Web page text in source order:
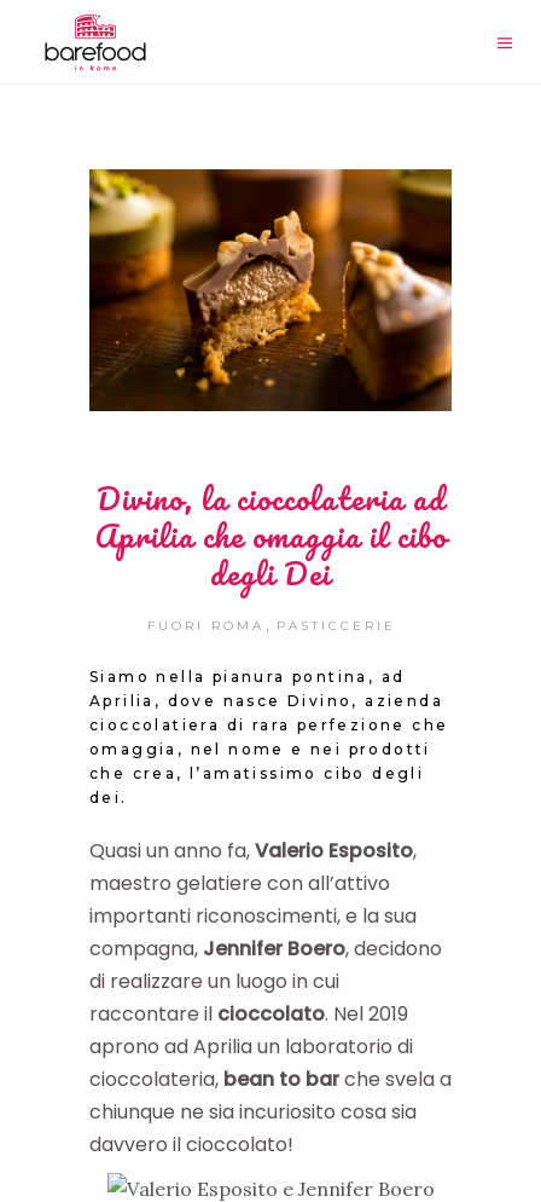
Divino, la cioccolateria ad
Aprilia che omaggia il cibo
degli Dei
FUORI ROMA PASTICCERIE
Siamo nella pianura pontina, ad
Aprilia, dove nasce Divino, azienda
cioccolatiera di rara perfezione che
omaggia, nel nome e nei prodotti
che crea, l’amatissimo cibo degli
dei.
Quasi un anno fa,Valerio Esposito,
maestro gelatiere con all’attivo
importanti riconoscimenti, e la sua
compagna, Jennifer Boero, decidono
di realizzare un luogo in cui
raccontare il cioccolato. Nel 2019
aprono ad Aprilia un laboratorio di
cioccolateria, bean to barche svela a
chiunque ne sia incuriosito cosa sia
davvero il cioccolato!